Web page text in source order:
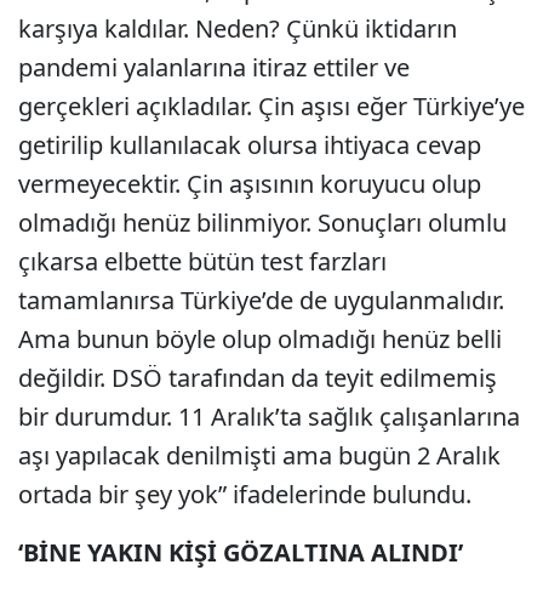
karşıya kaldılar. Neden? Çünkü iktidarın
pandemi yalanlarına itiraz ettiler ve
gerçekleri açıkladılar. Çin aşısı eğer Türkiye’ye
getirilip kullanılacak olursa ihtiyaca cevap
vermeyecektir. Çin aşısının koruyucu olup
olmadığı henüz bilinmiyor. Sonuçları olumlu
çıkarsa elbette bütün test farzları
tamamlanırsa Türkiye’de de uygulanmalıdır.
Ama bunun böyle olup olmadığı henüz belli
değildir. DSÖ tarafından da teyit edilmemiş
bir durumdur. 11 Aralık’ta sağlık çalışanlarına
aşı yapılacak denilmişti ama bugün 2 Aralık
ortada bir şey yok” ifadelerinde bulundu.
‘BİNE YAKIN KİŞİ GÖZALTINA ALINDI’